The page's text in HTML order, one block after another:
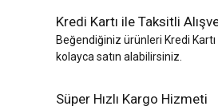
Kredi Kartı ile Taksitli
Beğendiğiniz ürünleri Kredi
kolayca satın alabilirsiniz.
Süper Hızlı Kargo Hizmeti